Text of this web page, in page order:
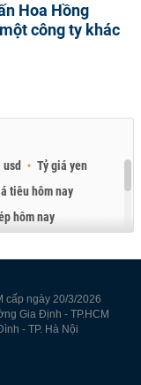
Hoa Hồng
công ty khác
usd
Tỷ giá yen
tiêu hôm nay
hôm nay
cấp ngày 20/3/2026
Gia Định - TP.HCM
- TP. Hà Nội